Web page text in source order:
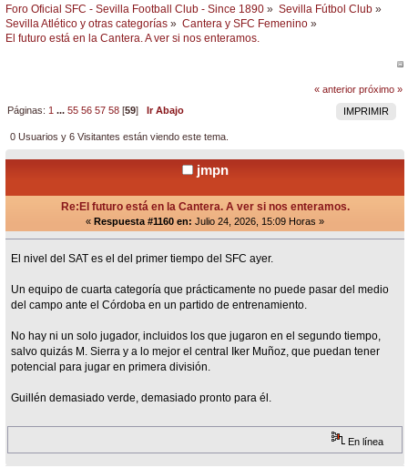
Foro Oficial SFC - Sevilla Football Club - Since 1890 » Sevilla Fútbol Club »
Sevilla Atlético y otras categorías » Cantera y SFC Femenino »
El futuro está en la Cantera. A ver si nos enteramos.
« anterior próximo »
IMPRIMIR
Páginas: 1 ...55 56 57 58 [59]Ir Abajo
0 Usuarios y 6 Visitantes están viendo este tema.
jmpn
Re:El futuro está en la Cantera. A ver si nos enteramos.
« Respuesta #1160 en: Julio 24, 2026, 15:09 Horas »
El nivel del SAT es el del primer tiempo del SFC ayer.
Un equipo de cuarta categoría que prácticamente no puede pasar del medio
del campo ante el Córdoba en un partido de entrenamiento.
No hay ni un solo jugador, incluidos los que jugaron en el segundo tiempo,
salvo quizás M. Sierra y a lo mejor el central Iker Muñoz, que puedan tener
potencial para jugar en primera división.
Guillén demasiado verde, demasiado pronto para él.
En línea